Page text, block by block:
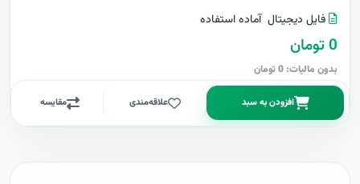
فایل دیجیتال آماده استفاده
0 تومان
بدون مالیات: 0 تومان
افزودن به سبد علاقه‌مندی مقایسه